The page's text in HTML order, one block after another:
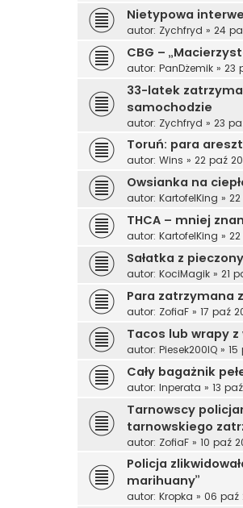
Nietypowa
autor: Zychfryd » 24
CBG –
autor: PanDżemik » 23
33-latek
samochodzie
autor: Zychfryd » 23
Toruń: para
autor: Wins » 22 paź
Owsianka na
autor: KartofelKing »
THCA – mniej
autor: KartofelKing » 22
Sałatka z
autor: KociMagik » 21
Para zatrzymana
autor: ZofiaF » 17 paź
Tacos lub wrapy
autor: Piesek200IQ » 15
Cały bagażnik
autor: Inperata » 13
Tarnowscy
tarnowskiego
autor: ZofiaF » 10 paź
Policja
marihuany”
autor: Kropka » 06 paź